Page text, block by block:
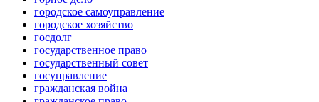
городское самоуправление
городское хозяйство
госдолг
государственное право
государственный совет
госуправление
гражданская война